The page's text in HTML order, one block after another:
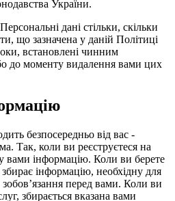
України.
дані стільки, скільки
що зазначена у даній Політиці
встановлені чинним
до моменту видалення вами цих
безпосередньо від вас -
Так, коли ви реєструєтеся на
вами інформацію. Коли ви берете
інформацію, необхідну для
перед вами. Коли ви
збирається вказана вами